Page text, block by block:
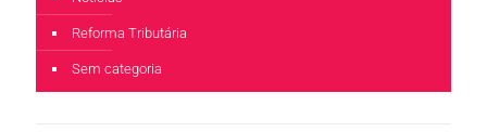
Reforma Tributária
Sem categoria